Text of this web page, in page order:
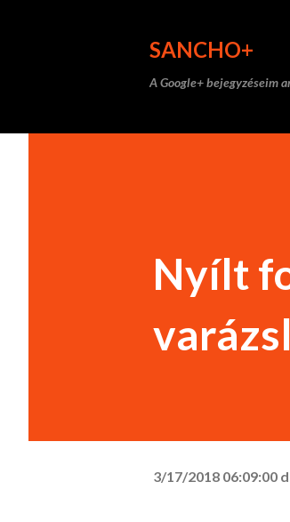
SANCHO+
A Google+ bejegyzéseim
Nyílt
3/17/2018 06:09:00